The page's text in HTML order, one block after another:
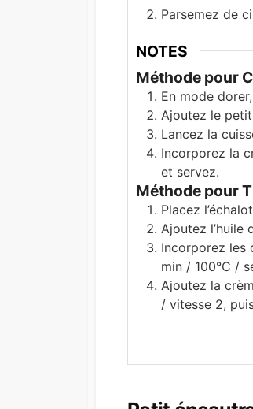
Parsemez de
NOTES
Méthode pour
En mode
Ajoutez le
Lancez la
Incorporez la
et servez.
Méthode pour
Placez
Ajoutez l’huile
Incorporez les
min / 100°C /
Ajoutez la
/ vitesse 2,